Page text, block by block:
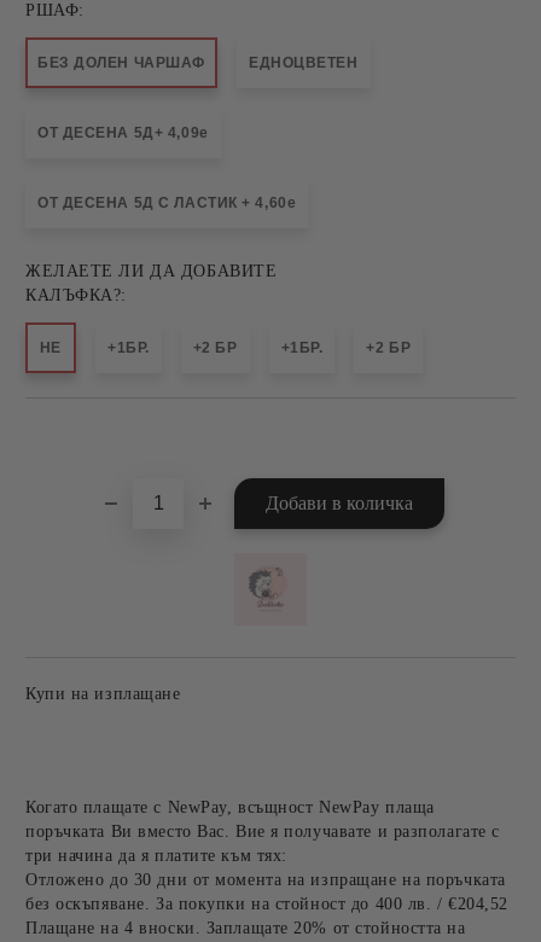
РШАФ:
БЕЗ ДОЛЕН ЧАРШАФ ЕДНОЦВЕТЕН
ОТ ДЕСЕНА 5Д+ 4,09e
ОТ ДЕСЕНА 5Д С ЛАСТИК + 4,60e
ЖЕЛАЕТЕ ЛИ ДА ДОБАВИТЕ
КАЛЪФКА?:
НЕ +1БР. +2 БР +1БР. +2 БР
Купи на изплащане
Когато плащате с NewPay, всъщност NewPay плаща
поръчката Ви вместо Вас. Вие я получавате и разполагате с
три начина да я платите към тях:
Отложено до 30 дни от момента на изпращане на поръчката
без оскъпяване. За покупки на стойност до 400 лв. / €204,52
Плащане на 4 вноски. Заплащате 20% от стойността на